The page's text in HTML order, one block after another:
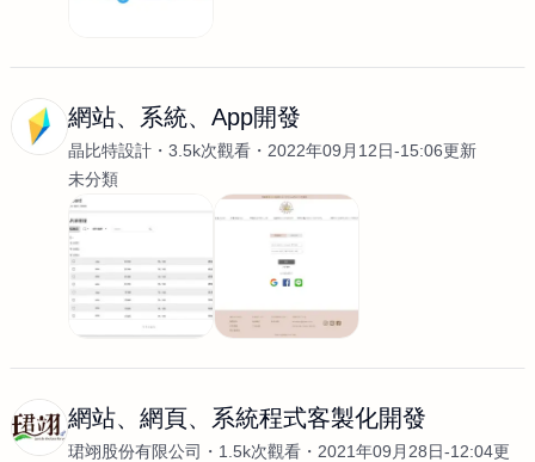
網站、系統、App開發
晶比特設計 3.5k次觀看
2022年09月12日-15:06更新
未分類
網站、網頁、系統程式客製化開發
珺翊股份有限公司 1.5k次觀看
2021年09月28日-12:04更